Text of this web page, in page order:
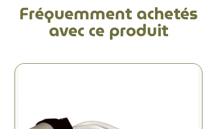
Fréquemment achetés
avec ce produit